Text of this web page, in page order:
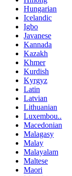
Hungarian
Icelandic
Igbo
Javanese
Kannada
Kazakh
Khmer
Kurdish
Kyrgyz
Latin
Latvian
Lithuanian
Luxembou..
Macedonian
Malagasy
Malay
Malayalam
Maltese
Maori